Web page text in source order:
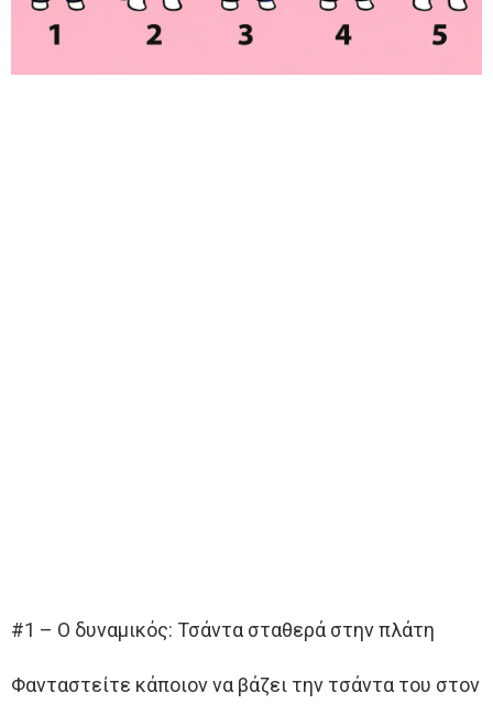
#1 – Ο δυναμικός: Τσάντα σταθερά στην πλάτη
Φανταστείτε κάποιον να βάζει την τσάντα του στον